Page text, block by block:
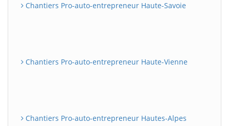
Chantiers Pro-auto-entrepreneur Haute-Savoie
Chantiers Pro-auto-entrepreneur Haute-Vienne
Chantiers Pro-auto-entrepreneur Hautes-Alpes